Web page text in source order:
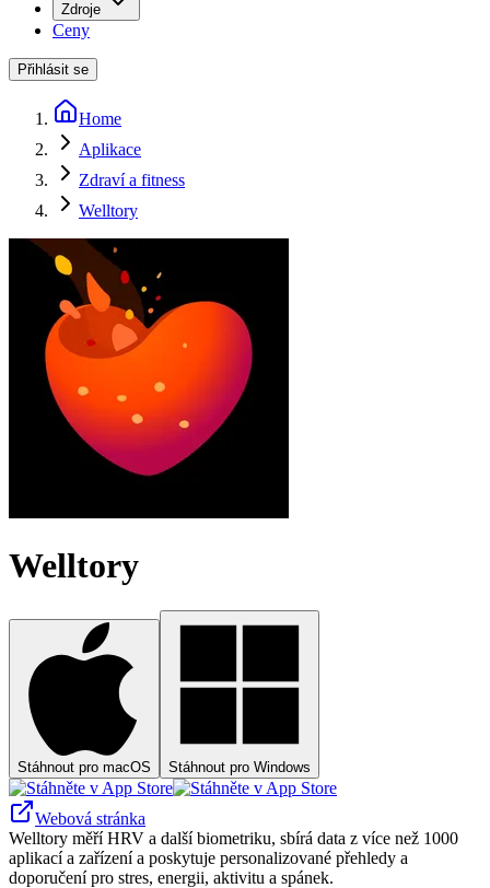
Zdroje
Ceny
Přihlásit se
Home
Aplikace
Zdraví a fitness
Welltory
Welltory
Stáhnout pro macOS Stáhnout pro Windows
Webová stránka
Welltory měří HRV a další biometriku, sbírá data z více než 1000
aplikací a zařízení a poskytuje personalizované přehledy a
doporučení pro stres, energii, aktivitu a spánek.